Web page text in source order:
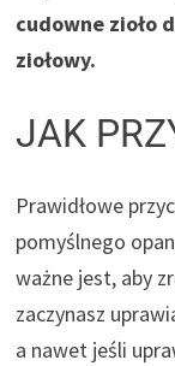
cudowne zioło
ziołowy.
JAK
Prawidłowe
pomyślnego
ważne jest, aby
zaczynasz
a nawet jeśli